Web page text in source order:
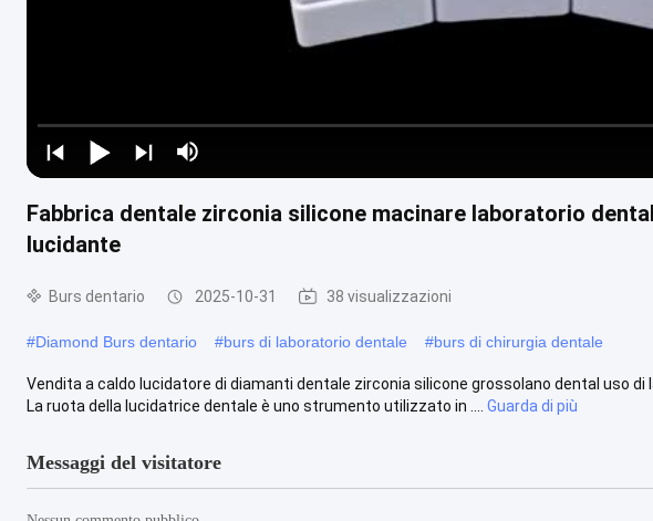
Fabbrica dentale zirconia silicone macinare laboratorio
lucidante
Burs dentario 2025-10-31 38 visualizzazioni
#Diamond Burs dentario #burs di laboratorio dentale #burs di chirurgia dentale
Vendita a caldo lucidatore di diamanti dentale zirconia silicone grossolano dental uso
La ruota della lucidatrice dentale è uno strumento utilizzato in ....
Guarda di più
Messaggi del visitatore